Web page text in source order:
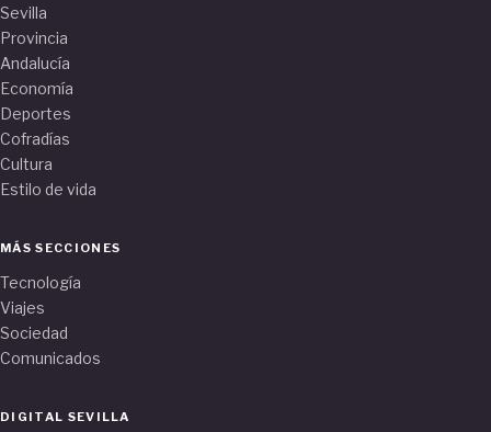
Sevilla
Provincia
Andalucía
Economía
Deportes
Cofradías
Cultura
Estilo de vida
MÁS SECCIONES
Tecnología
Viajes
Sociedad
Comunicados
DIGITAL SEVILLA